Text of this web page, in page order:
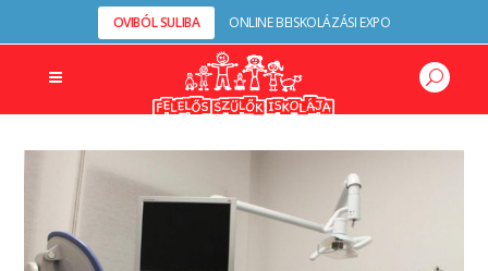
OVIBÓL SULIBA ONLINE BEISKOLÁZÁSI EXPO